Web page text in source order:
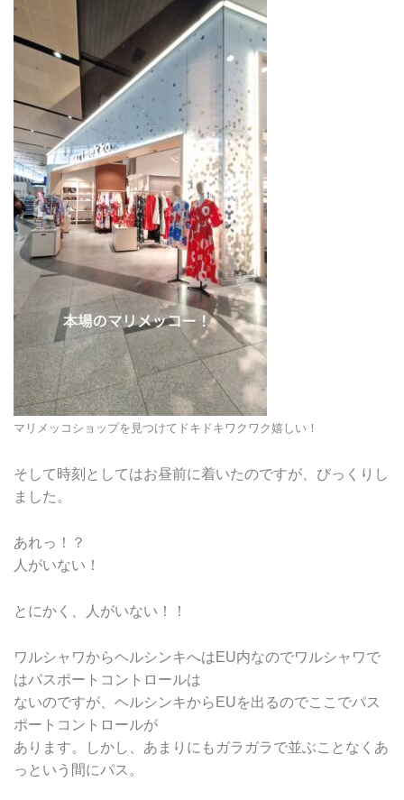
マリメッコショップを見つけてドキドキワクワク嬉しい！
そして時刻としてはお昼前に着いたのですが、びっくりし
ました。
あれっ！？
人がいない！
とにかく、人がいない！！
ワルシャワからヘルシンキへはEU内なのでワルシャワで
はパスポートコントロールは
ないのですが、ヘルシンキからEUを出るのでここでパス
ポートコントロールが
あります。しかし、あまりにもガラガラで並ぶことなくあ
っという間にパス。